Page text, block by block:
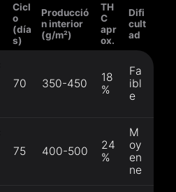
Cicl
o
(día
s)
Producció
n interior
(g/m²)
TH
C
apr
ox.
Difi
cult
ad
70 350-450
18
%
Fa
ibl
e
75 400-500
24
%
M
oy
en
ne